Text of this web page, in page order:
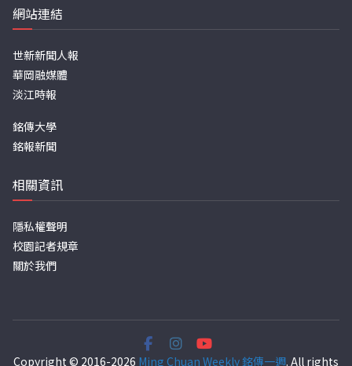
網站連結
世新新聞人報
華岡融媒體
淡江時報
銘傳大學
銘報新聞
相關資訊
隱私權聲明
校園記者規章
關於我們
Copyright © 2016-2026 Ming Chuan Weekly 銘傳一週. All rights